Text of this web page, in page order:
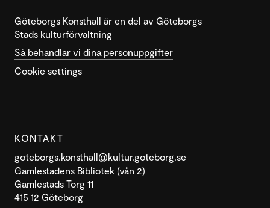
Göteborgs Konsthall är en del av Göteborgs
Stads kulturförvaltning
Så behandlar vi dina personuppgifter
Cookie settings
KONTAKT
goteborgs.konsthall@kultur.goteborg.se
Gamlestadens Bibliotek (vån 2)
Gamlestads Torg 11
415 12 Göteborg